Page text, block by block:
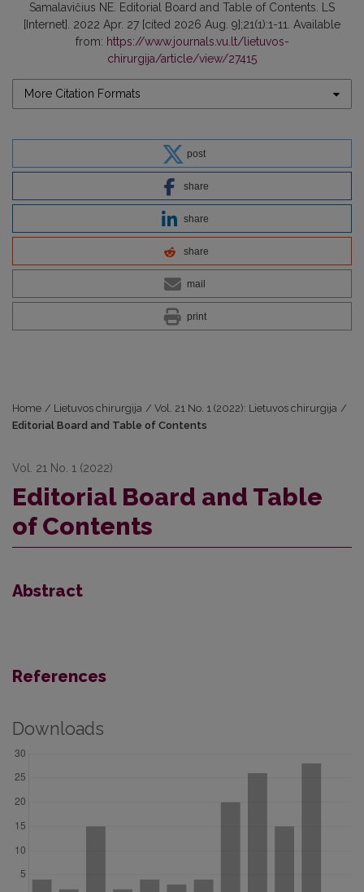
Samalavičius NE. Editorial Board and Table of Contents. LS
[Internet]. 2022 Apr. 27 [cited 2026 Aug. 9];21(1):1-11. Available
from: https://www.journals.vu.lt/lietuvos-
chirurgija/article/view/27415
More Citation Formats
post
share
share
share
mail
print
Home / Lietuvos chirurgija / Vol. 21 No. 1 (2022): Lietuvos chirurgija /
Editorial Board and Table of Contents
Vol. 21 No. 1 (2022)
Editorial Board and Table
of Contents
Abstract
References
Downloads